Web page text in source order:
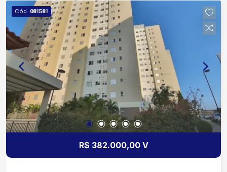
alto padrão
Cód. 081581
R$ 382.000,00 V